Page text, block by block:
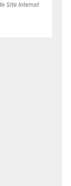
Site Internet